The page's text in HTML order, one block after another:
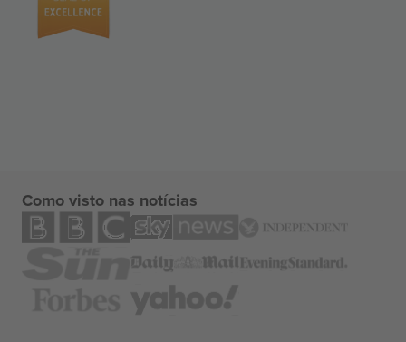
Como visto nas notícias